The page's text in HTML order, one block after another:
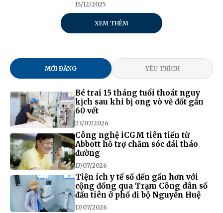
15/12/2025
XEM THÊM
MỚI ĐĂNG YÊU THÍCH
Bé trai 15 tháng tuổi thoát nguy
kịch sau khi bị ong vò vẽ đốt gần
60 vết
23/07/2026
Công nghệ iCGM tiên tiến từ
Abbott hỗ trợ chăm sóc đái tháo
đường
17/07/2026
Tiện ích y tế số đến gần hơn với
cộng đồng qua Trạm Công dân số
đầu tiên ở phố đi bộ Nguyễn Huệ
17/07/2026